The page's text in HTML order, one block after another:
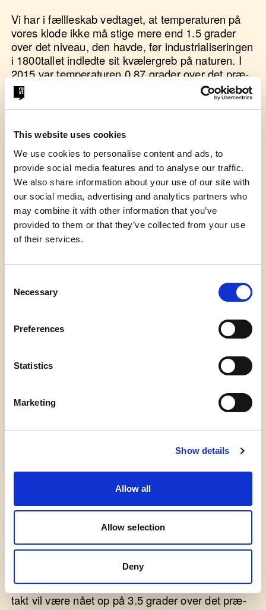
This website uses cookies
We use cookies to personalise content and ads, to
provide social media features and to analyse our traffic.
We also share information about your use of our site with
our social media, advertising and analytics partners who
may combine it with other information that you’ve
provided to them or that they’ve collected from your use
of their services.
Selection
Necessary
Preferences
Statistics
Marketing
Show details
Allow all
Allow selection
Deny
Vi har i fællleskab vedtaget, at temperaturen på
vores klode ikke må stige mere end 1.5 grader
over det niveau, den havde, før industrialiseringen
i 1800tallet indledte sit kvælergreb på naturen. I
2015 var temperaturen 0.87 grader over det præ-
industrielle niveau. Fem år senere, i 2020 var
temperaturen sprunget til 1.09 grader over det
præ-industrielle niveau, en stigning på 25 procent.
Tæl selv efter. Det er elementær folkeskole-
matematik. Hvis vi ikke nu drastisk omlægger
vores levevis, vil temperaturen i 2030 være steget
til det fare-niveau, vi selv har udpeget som
grænsen for en tålelig eksistens på jorden: 1.5
grader. Ikke i 2050, ikke i nogen uvirkelig science
fiction-fremtid, men om otte år.
Det indiske subkontinent har netop oplevet flere
hede optræder nu 90 gange hyppigere
sammenlignet med for blot et halvt århundrede
siden. Ekstrem hede er ikke længere ekstrem. Det
Når den grønlandske indlandsis er smeltet – og
Vi demonstrerer i dag på Slotspladsen foran
, men Slotspladsen er ikke andet
Tænk på Moses, der
hævede sine arme og bad vandene i det Røde
tørskoet over. Men vi har ingen Moses. Ingen vil
hæve armene på vores vegne og kommandere
over de smeltende ismasser og de stigende
have.
Der er ikke længere plads til os på Jorden.
Og hvad er vores svar? Mere plads, mere plads!
stønner vi. En absurditet i multi-milliard-klassen
færdig i 2070, hvor gennemsnittemperaturerne,
hvis de fortsætter med at stige i deres nuværende
takt vil være nået op på 3.5 grader over det præ-